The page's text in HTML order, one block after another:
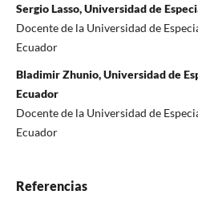
Sergio Lasso, Universidad de
Docente de la Universidad de
Ecuador
Bladimir Zhunio, Universidad de
Ecuador
Docente de la Universidad de
Ecuador
Referencias